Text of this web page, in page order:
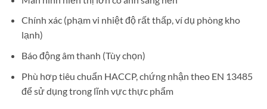
Chính xác (phạm vi nhiệt độ rất thấp, ví dụ phòng kho
lạnh)
Báo động âm thanh (Tùy chọn)
Phù hơp tiêu chuẩn HACCP, chứng nhận theo EN 13485
để sử dụng trong lĩnh vực thực phẩm